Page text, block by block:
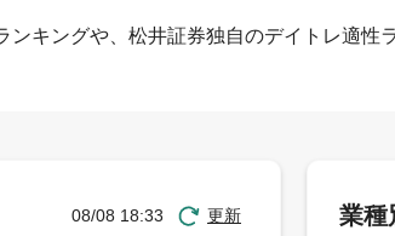
ンキングや、松井証券独自のデイトレ適性